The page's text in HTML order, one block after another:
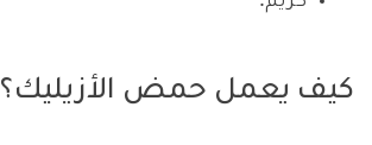
كيف يعمل حمض الأزيليك؟